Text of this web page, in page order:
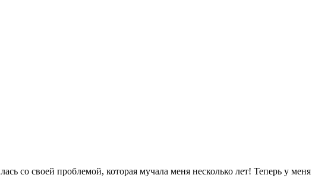
со своей проблемой, которая мучала меня несколько лет! Теперь у меня